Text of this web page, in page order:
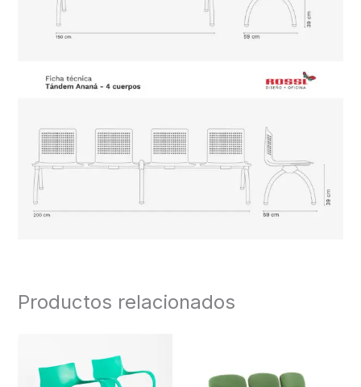
Productos relacionados